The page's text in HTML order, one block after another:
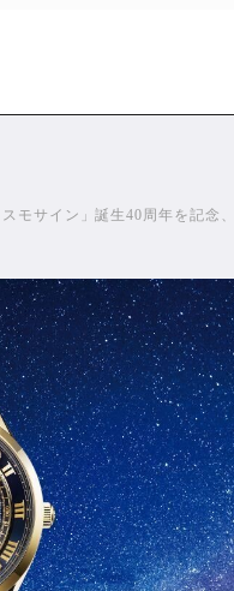
モサイン」誕生40周年を記念